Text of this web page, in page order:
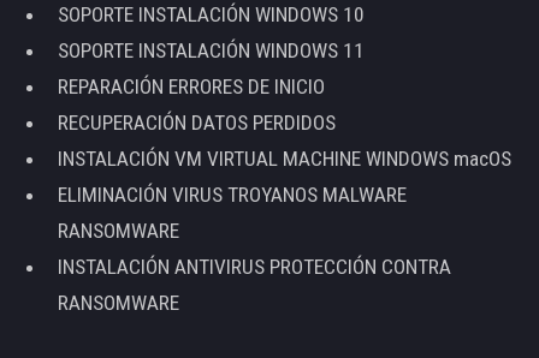
SOPORTE INSTALACIÓN WINDOWS 10
SOPORTE INSTALACIÓN WINDOWS 11
REPARACIÓN ERRORES DE INICIO
RECUPERACIÓN DATOS PERDIDOS
INSTALACIÓN VM VIRTUAL MACHINE WINDOWS macOS
ELIMINACIÓN VIRUS TROYANOS MALWARE
RANSOMWARE
INSTALACIÓN ANTIVIRUS PROTECCIÓN CONTRA
RANSOMWARE